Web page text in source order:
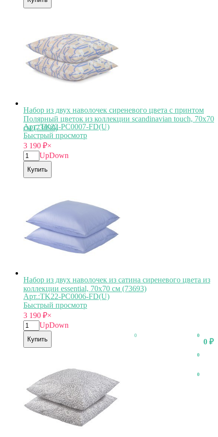
0
0 ₽
0
0
0
Набор из двух наволочек сиреневого цвета с принтом
Полярный цветок из коллекции scandinavian touch, 70х70
см (73699)
Арт.:TK22-PC0007-FD(U)
Быстрый просмотр
3 190 ₽×
UpDown
Купить
Набор из двух наволочек из сатина сиреневого цвета из
коллекции essential, 70х70 см (73693)
Арт.:TK22-PC0006-FD(U)
Быстрый просмотр
3 190 ₽×
UpDown
Купить